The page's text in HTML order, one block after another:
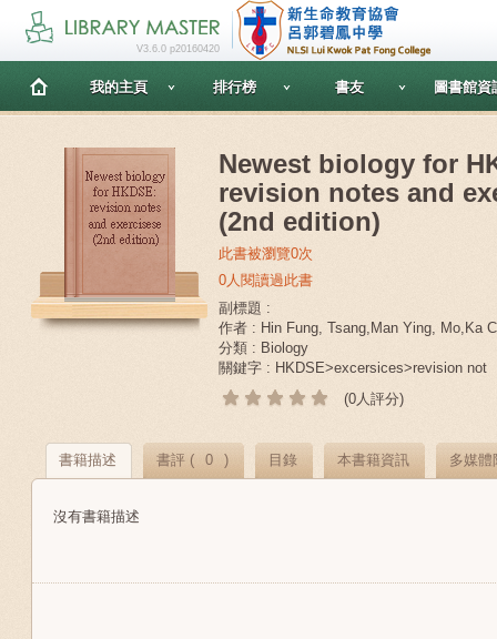
V3.6.0 p20160420
我的主頁 排行榜 書友 圖書館資
Newest biology for
revision notes and
(2nd edition)
此書被瀏覽0次
0人閱讀過此書
副標題 :
作者 : Hin Fung, Tsang,Man Ying, Mo,Ka
分類 : Biology
關鍵字 : HKDSE>excersices>revision not
(0人評分)
書籍描述 書評 ( 0 ) 目錄 本書籍資訊 多媒體
沒有書籍描述